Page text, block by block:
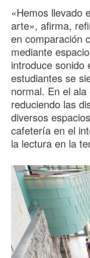
«Hemos llevado
arte», afirma,
en comparación
mediante
introduce sonido
estudiantes se
normal. En el
reduciendo las
diversos
cafetería en el
la lectura en la